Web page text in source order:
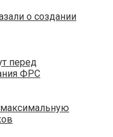
о создании
перед
ФРС